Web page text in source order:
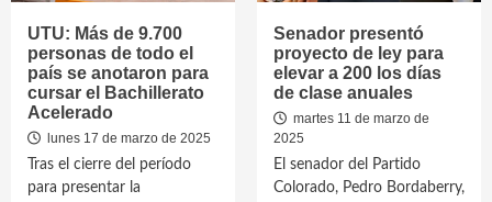
UTU: Más de 9.700
personas de todo el
país se anotaron para
cursar el Bachillerato
Acelerado
lunes 17 de marzo de 2025
Tras el cierre del período
para presentar la
Senador presentó
proyecto de ley para
elevar a 200 los días
de clase anuales
martes 11 de marzo de
2025
El senador del Partido
Colorado, Pedro Bordaberry,